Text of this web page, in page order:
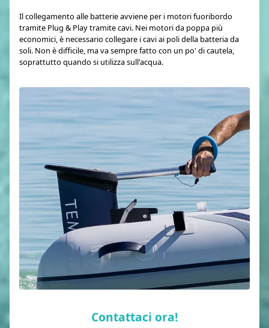
Il collegamento alle batterie avviene per i motori fuoribordo
tramite Plug & Play tramite cavi. Nei motori da poppa più
economici, è necessario collegare i cavi ai poli della batteria da
soli. Non è difficile, ma va sempre fatto con un po' di cautela,
soprattutto quando si utilizza sull'acqua.
Contattaci ora!